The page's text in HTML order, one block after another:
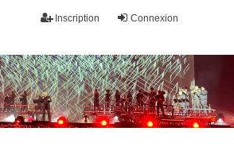
Connexion
Inscription